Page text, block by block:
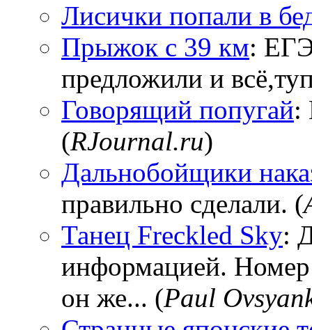
Лисички попали в
Прыжок с 39 км:
предложили и
Говорящий попугай:
(RJournal.ru)
Дальнобойщики
правильно сделали. (
Танец Freckled Sky:
информацией.
он же... (Paul